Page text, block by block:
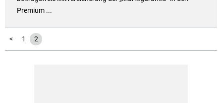
Premium ...
< 1 2